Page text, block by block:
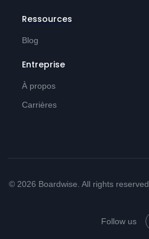
Ressources
Blog
Entreprise
À propos
Carrières
© 2026 Boardwise. All rights reserved.
Follow us